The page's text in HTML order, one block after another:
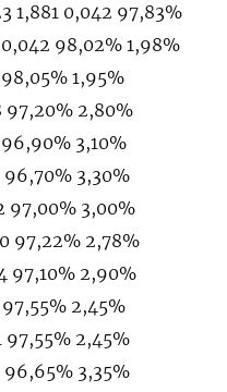
1,881 0,042 97,83%
0,042 98,02% 1,98%
1,95%
97,20% 2,80%
3,10%
96,70% 3,30%
97,00% 3,00%
97,22% 2,78%
97,10% 2,90%
2,45%
97,55% 2,45%
96,65% 3,35%